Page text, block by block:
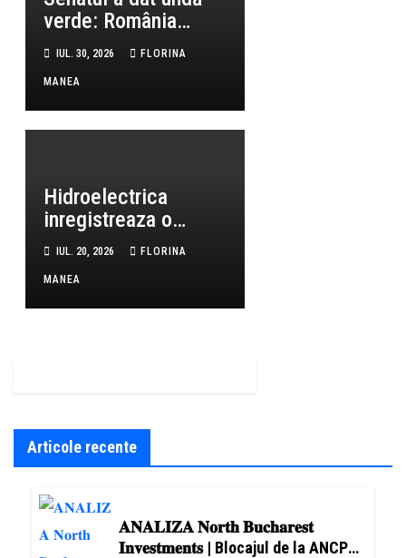
verde: România
poate primi aproape
800 de milioane de
euro prin noua lege a
încălzirii
IUL. 30, 2026 FLORINA
MANEA
Hidroelectrica
inregistreaza o
performanta
remarcabila de 141%
la 3 ani de la listare,
pe fondul unor
IUL. 20, 2026 FLORINA
MANEA
Articole recente
𝐀𝐍𝐀𝐋𝐈𝐙𝐀 𝐍𝐨𝐫𝐭𝐡 𝐁𝐮𝐜𝐡𝐚𝐫𝐞𝐬𝐭
𝐈𝐧𝐯𝐞𝐬𝐭𝐦𝐞𝐧𝐭𝐬 | Blocajul de la ANCPI